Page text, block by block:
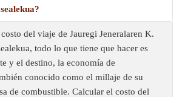
del viaje de Jauregi Jeneralaren K.
todo lo que tiene que hacer es
y el destino, la economía de
conocido como el millaje de su
de combustible. Calcular el costo del